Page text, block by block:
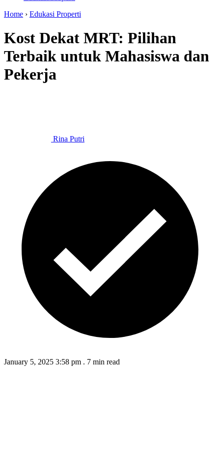
Home › Edukasi Properti
Kost Dekat MRT: Pilihan
Terbaik untuk Mahasiswa dan
Pekerja
Rina Putri
January 5, 2025 3:58 pm . 7 min read